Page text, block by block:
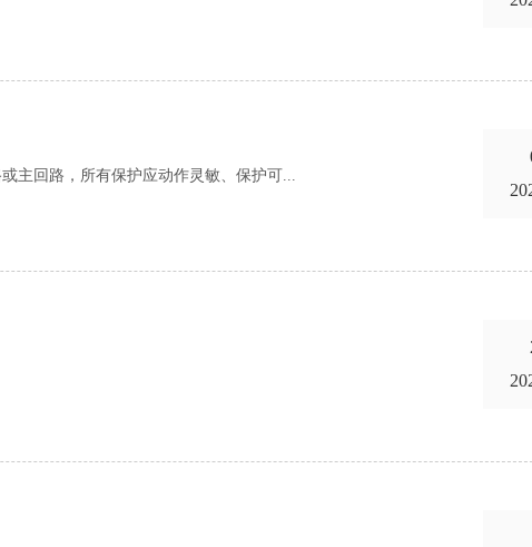
主回路，所有保护应动作灵敏、保护可...